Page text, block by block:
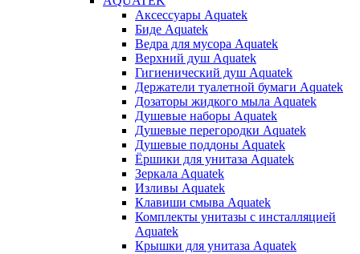
Аксессуары Aquatek
Биде Aquatek
Ведра для мусора Aquatek
Верхний душ Aquatek
Гигиенический душ Aquatek
Держатели туалетной бумаги Aquatek
Дозаторы жидкого мыла Aquatek
Душевые наборы Aquatek
Душевые перегородки Aquatek
Душевые поддоны Aquatek
Ёршики для унитаза Aquatek
Зеркала Aquatek
Изливы Aquatek
Клавиши смыва Aquatek
Комплекты унитазы с инсталляцией
Aquatek
Крышки для унитаза Aquatek